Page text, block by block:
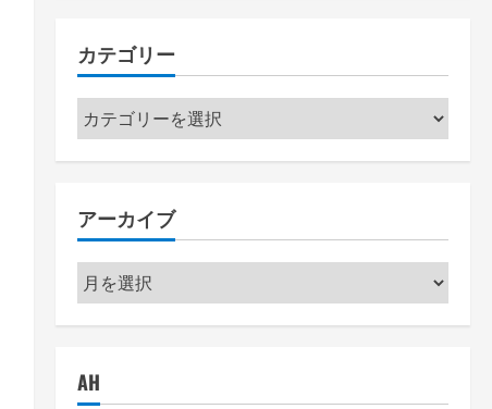
カテゴリー
カ
テ
ー
アーカイブ
ア
ー
ブ
AH